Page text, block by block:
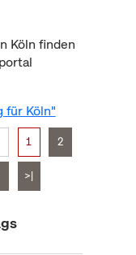
Köln finden
für Köln"
1 2
>|